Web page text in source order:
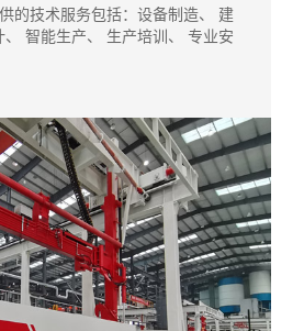
的技术服务包括：设备制造、 建
智能生产、 生产培训、 专业安